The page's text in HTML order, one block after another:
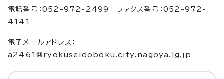
電話番号：052-972-2499 ファクス番号：052-972-
4141
電子メールアドレス：
a2461@ryokuseidoboku.city.nagoya.lg.jp